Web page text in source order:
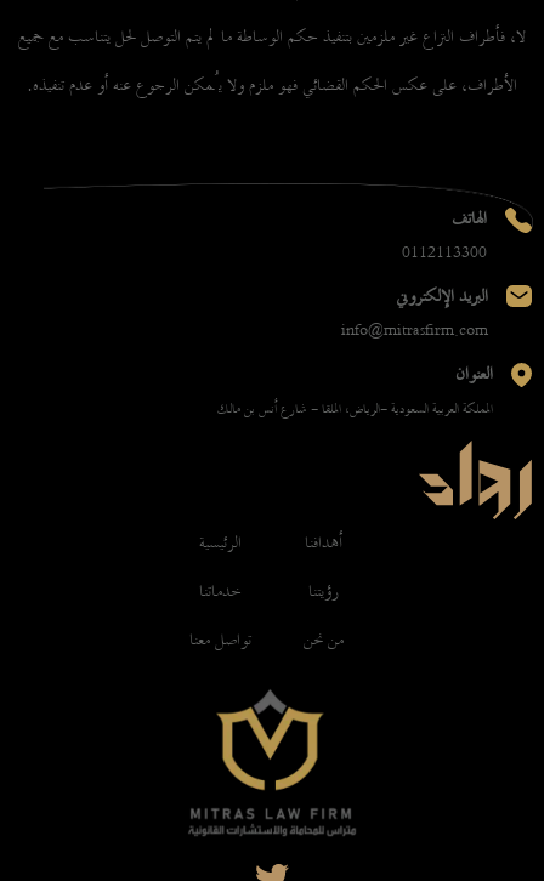
لا، فأطراف النزاع غير ملزمين بتنفيذ حكم الوساطة ما لم يتم التوصل لحل يتناسب مع جميع
الأطراف، على عكس الحكم القضائي فهو ملزم ولا يُمكن الرجوع عنه أو عدم تنفيذه.
أهدافنا
رؤيتنا
من نحن
الرئيسية
خدماتنا
تواصل معنا
الهاتف
0112113300
البريد الإلكتروني
info@mitrasfirm.com
العنوان
المملكة العربية السعودية -الرياض، الملقا - شارع أنس بن مالك